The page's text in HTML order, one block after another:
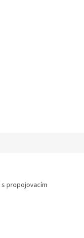
s propojovacím